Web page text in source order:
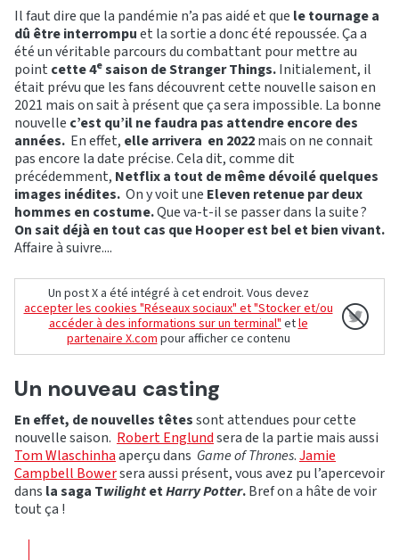
Il faut dire que la pandémie n’a pas aidé et que le tournage a
dû être interrompuet la sortie a donc été repoussée. Ça a
été un véritable parcours du combattant pour mettre au
point cette 4esaison de Stranger Things.Initialement, il
était prévu que les fans découvrent cette nouvelle saison en
2021 mais on sait à présent que ça sera impossible. La bonne
nouvelle c’est qu’il ne faudra pas attendre encore des
années. En effet, elle arrivera en 2022mais on ne connait
pas encore la date précise. Cela dit, comme dit
précédemment, Netflix a tout de même dévoilé quelques
images inédites. On y voit une Eleven retenue par deux
hommes en costume.Que va-t-il se passer dans la suite ?
On sait déjà en tout cas que Hooper est bel et bien vivant.
Affaire à suivre....
Un post X a été intégré à cet endroit. Vous devez
accepter les cookies "Réseaux sociaux" et "Stocker et/ou
accéder à des informations sur un terminal"etle
partenaire X.compour afficher ce contenu
Un nouveau casting
En effet, de nouvelles têtessont attendues pour cette
nouvelle saison. Robert Englundsera de la partie mais aussi
Tom Wlaschinhaaperçu dans Game of Thrones.Jamie
Campbell Bowersera aussi présent, vous avez pu l’apercevoir
dans la saga TwilightetHarry Potter.Bref on a hâte de voir
tout ça !